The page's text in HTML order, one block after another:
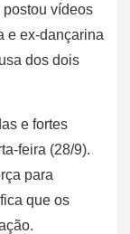
postou vídeos
e ex-dançarina
dos dois
e fortes
feira (28/9).
para
que os